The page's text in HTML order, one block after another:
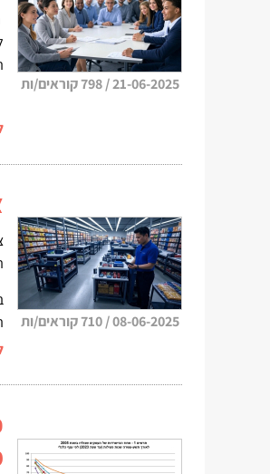
21-06-2025
/798 קוראים/ות
08-06-2025
/710 קוראים/ות